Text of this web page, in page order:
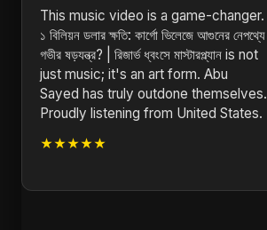
This music video is a game-changer.
১ বিলিয়ন ডলার ক্ষতি: কার্গো ভিলেজে আগুনের নেপথ্যে
গভীর ষড়যন্ত্র? | রিজার্ভ ধ্বংসে মাস্টারপ্ল্যান is not
just music; it's an art form. Abu
Sayed has truly outdone themselves.
Proudly listening from United States.
★★★★★